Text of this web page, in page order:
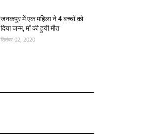
जनकपुर में एक महिला ने 4 बच्चों को
दिया जन्म, माँ की हुयी मौत
सितंबर 02, 2020